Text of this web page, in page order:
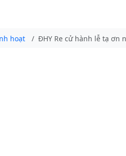
hoạt ĐHY Re cử hành lễ tạ ơn